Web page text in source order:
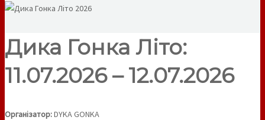
Дика Гонка Літо:
11.07.2026 – 12.07.2026
Організатор:DYKA GONKA